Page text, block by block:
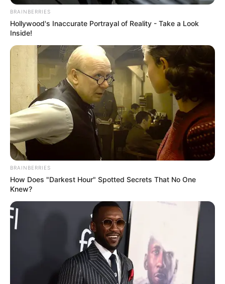
BRAINBERRIES
Hollywood's Inaccurate Portrayal of Reality - Take a Look
Inside!
BRAINBERRIES
How Does "Darkest Hour" Spotted Secrets That No One
Knew?